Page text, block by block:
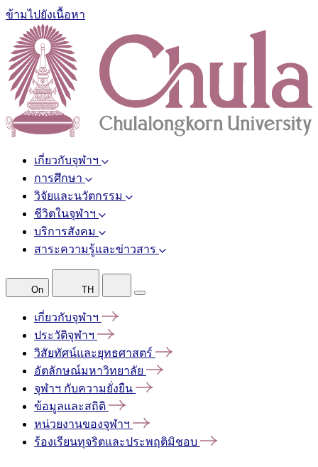
ข้ามไปยังเนื้อหา
เกี่ยวกับจุฬาฯ
การศึกษา
วิจัยและนวัตกรรม
ชีวิตในจุฬาฯ
บริการสังคม
สาระความรู้และข่าวสาร
On TH
เกี่ยวกับจุฬาฯ
ประวัติจุฬาฯ
วิสัยทัศน์และยุทธศาสตร์
อัตลักษณ์มหาวิทยาลัย
จุฬาฯ กับความยั่งยืน
ข้อมูลและสถิติ
หน่วยงานของจุฬาฯ
ร้องเรียนทุจริตและประพฤติมิชอบ